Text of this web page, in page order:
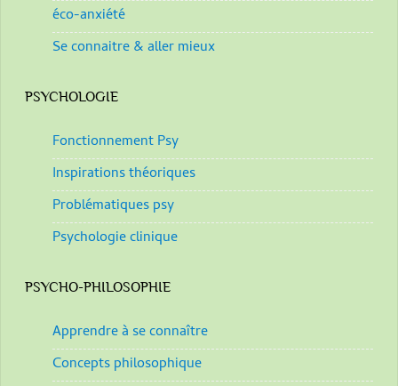
éco-anxiété
Se connaitre & aller mieux
PSYCHOLOGIE
Fonctionnement Psy
Inspirations théoriques
Problématiques psy
Psychologie clinique
PSYCHO-PHILOSOPHIE
Apprendre à se connaître
Concepts philosophique